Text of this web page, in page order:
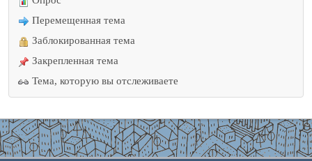
Перемещенная тема
Заблокированная тема
Закрепленная тема
Тема, которую вы отслеживаете